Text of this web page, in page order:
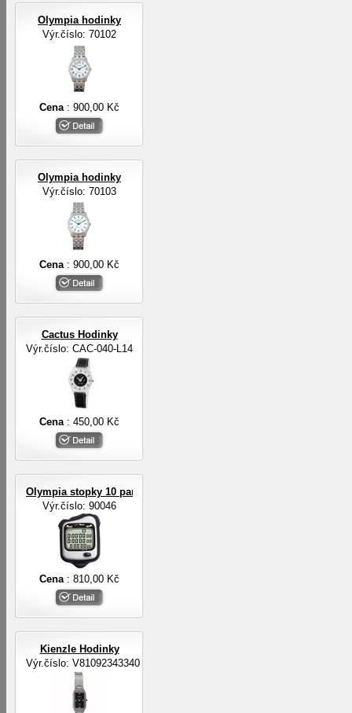
Olympia hodinky
Výr.číslo: 70102
Cena : 900,00 Kč
Olympia hodinky
Výr.číslo: 70103
Cena : 900,00 Kč
Cactus Hodinky
Výr.číslo: CAC-040-L14
Cena : 450,00 Kč
Olympia stopky 10 pamětí na mezičasy, 3-řádkový displej
Výr.číslo: 90046
Cena : 810,00 Kč
Kienzle Hodinky
Výr.číslo: V81092343340